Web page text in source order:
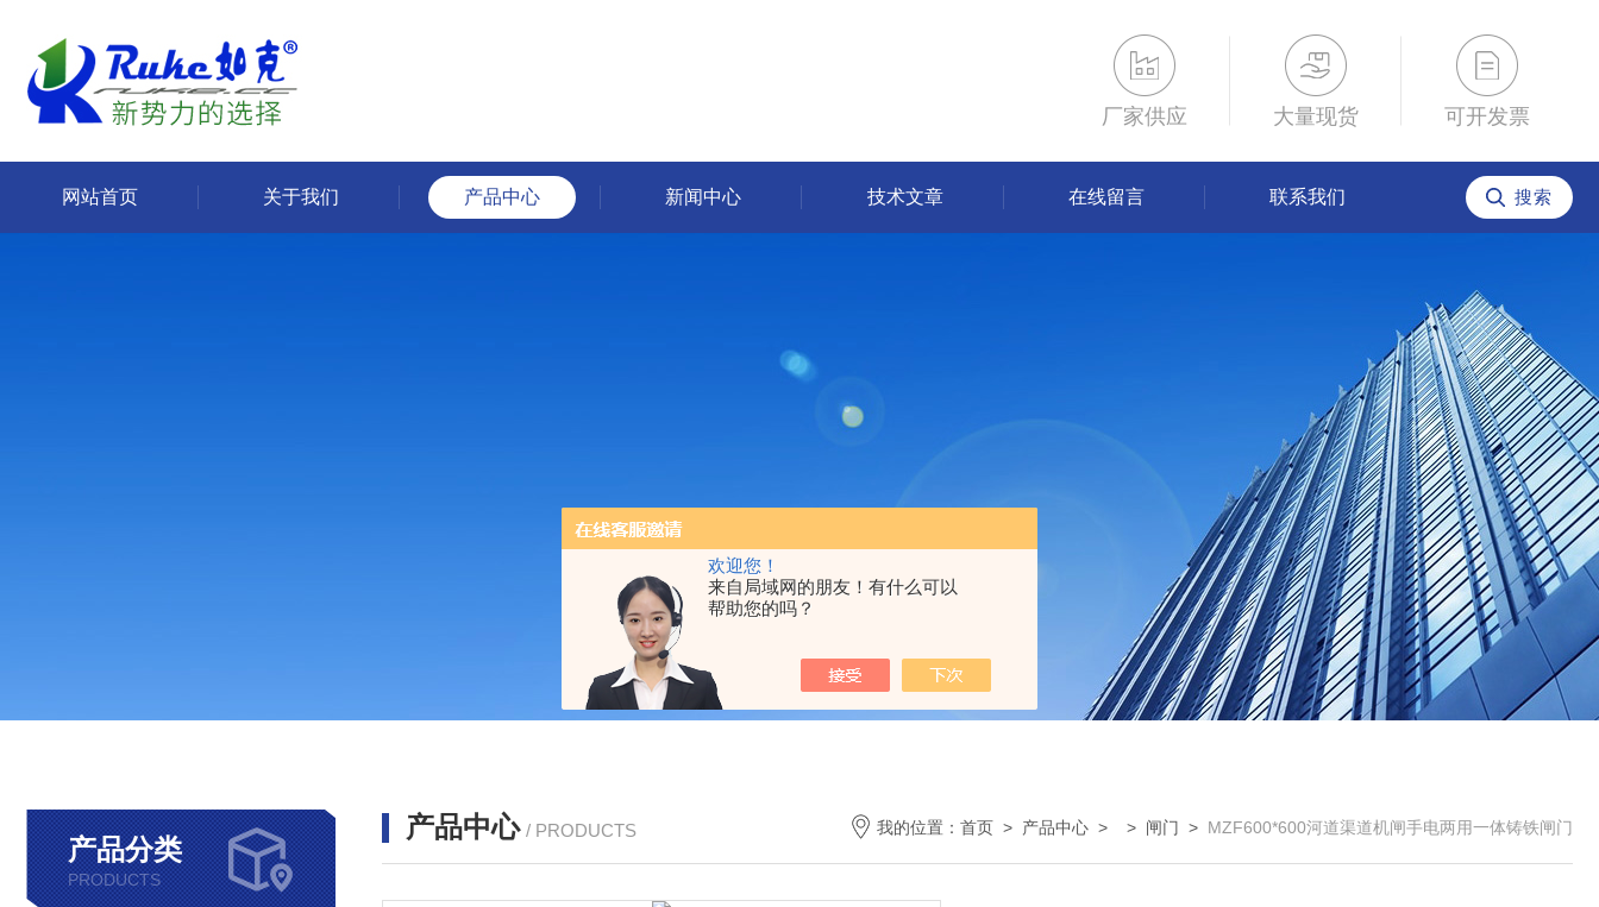
欢迎您！
来自局域网的朋友！有什么可以
帮助您的吗？
厂家供应 大量现货 可开发票
网站首页 关于我们 产品中心 新闻中心 技术文章 在线留言 联系我们
产品分类
PRODUCTS
产品中心 / PRODUCTS 我的位置： 首页 > 产品中心 > > 闸门 > MZF600*600河道渠道机闸手电两用一体铸铁闸门